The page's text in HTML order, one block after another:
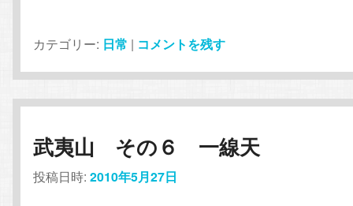
カテゴリー: 日常 | コメントを残す
武夷山 その６ 一線天
投稿日時:2010年5月27日